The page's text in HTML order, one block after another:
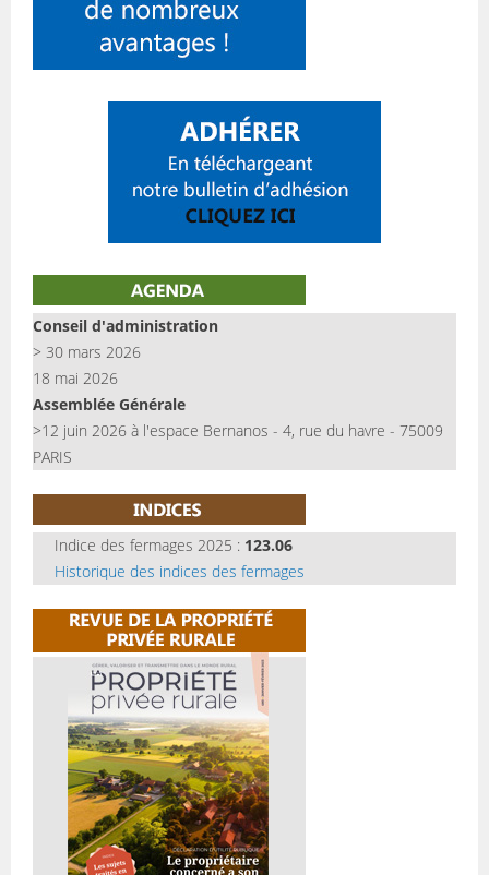
Conseil d'administration
> 30 mars 2026
18 mai 2026
Assemblée Générale
>12 juin 2026 à l'espace Bernanos - 4, rue du havre - 75009
PARIS
Indice des fermages 2025 : 123.06
Historique des indices des fermages